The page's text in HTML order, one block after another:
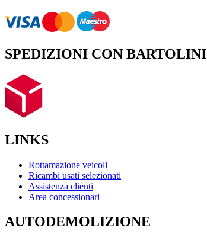
SPEDIZIONI CON BARTOLINI
LINKS
Rottamazione veicoli
Ricambi usati selezionati
Assistenza clienti
Area concessionari
AUTODEMOLIZIONE